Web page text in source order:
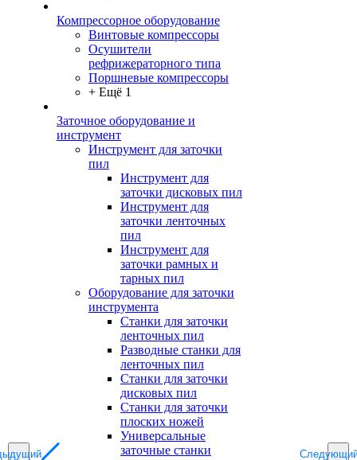
Компрессорное оборудование
Винтовые компрессоры
Осушители
рефрижераторного типа
Поршневые компрессоры
+ Ещё 1
Заточное оборудование и
инструмент
Инструмент для заточки
пил
Инструмент для
заточки дисковых пил
Инструмент для
заточки ленточных
пил
Инструмент для
заточки рамных и
тарных пил
Оборудование для заточки
инструмента
Станки для заточки
ленточных пил
Разводные станки для
ленточных пил
Станки для заточки
дисковых пил
Станки для заточки
плоских ножей
Универсальные
заточные станки